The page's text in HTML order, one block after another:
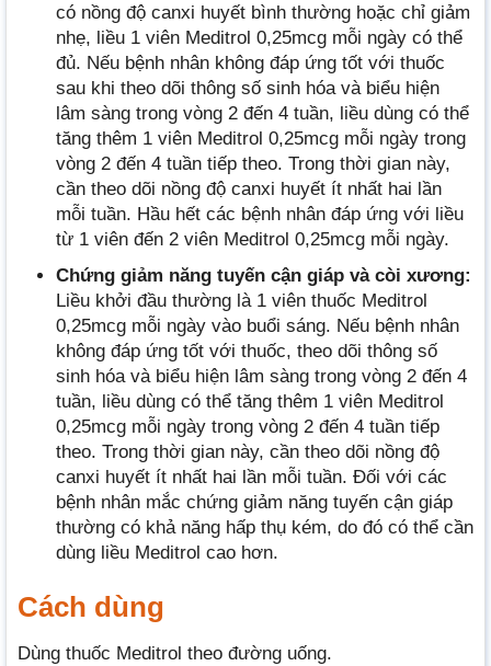
có nồng độ canxi huyết bình thường hoặc chỉ giảm
nhẹ, liều 1 viên Meditrol 0,25mcg mỗi ngày có thể
đủ. Nếu bệnh nhân không đáp ứng tốt với thuốc
sau khi theo dõi thông số sinh hóa và biểu hiện
lâm sàng trong vòng 2 đến 4 tuần, liều dùng có thể
tăng thêm 1 viên Meditrol 0,25mcg mỗi ngày trong
vòng 2 đến 4 tuần tiếp theo. Trong thời gian này,
cần theo dõi nồng độ canxi huyết ít nhất hai lần
mỗi tuần. Hầu hết các bệnh nhân đáp ứng với liều
từ 1 viên đến 2 viên Meditrol 0,25mcg mỗi ngày.
Chứng giảm năng tuyến cận giáp và còi xương:
Liều khởi đầu thường là 1 viên thuốc Meditrol
0,25mcg mỗi ngày vào buổi sáng. Nếu bệnh nhân
không đáp ứng tốt với thuốc, theo dõi thông số
sinh hóa và biểu hiện lâm sàng trong vòng 2 đến 4
tuần, liều dùng có thể tăng thêm 1 viên Meditrol
0,25mcg mỗi ngày trong vòng 2 đến 4 tuần tiếp
theo. Trong thời gian này, cần theo dõi nồng độ
canxi huyết ít nhất hai lần mỗi tuần. Đối với các
bệnh nhân mắc chứng giảm năng tuyến cận giáp
thường có khả năng hấp thụ kém, do đó có thể cần
dùng liều Meditrol cao hơn.
Cách dùng
Dùng thuốc Meditrol theo đường uống.